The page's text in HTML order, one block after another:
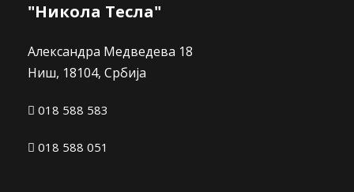
"Никола Тесла"
Александра Медведева 18
Ниш, 18104, Србија
018 588 583
018 588 051